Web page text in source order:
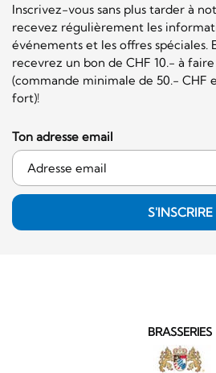
Inscrivez-vous sans plus tarder à
recevez régulièrement les
événements et les offres spéciales.
recevrez un bon de CHF 10.- à
(commande minimale de 50.- CHF
fort)!
Ton adresse email
S'INSCRIRE
BRASSERIES